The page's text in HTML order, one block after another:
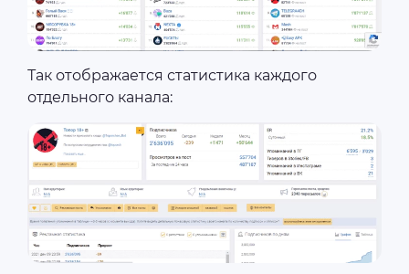
Так отображается статистика каждого
отдельного канала: